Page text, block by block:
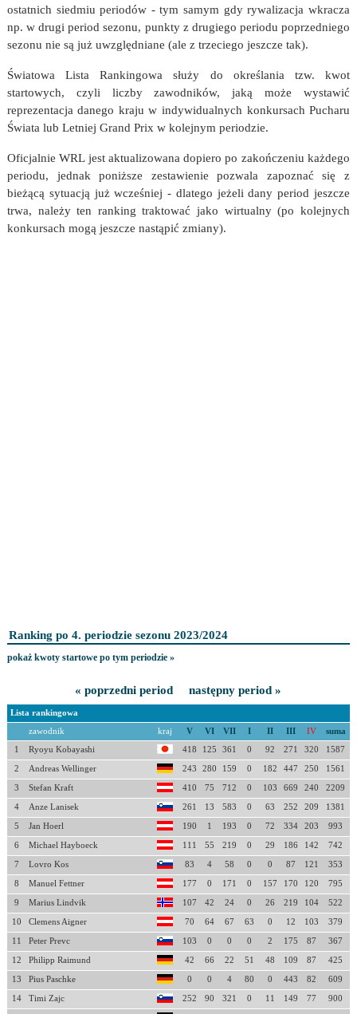
ostatnich siedmiu periodów - tym samym gdy rywalizacja wkracza
np. w drugi period sezonu, punkty z drugiego periodu poprzedniego
sezonu nie są już uwzględniane (ale z trzeciego jeszcze tak).
Światowa Lista Rankingowa służy do określania tzw. kwot
startowych, czyli liczby zawodników, jaką może wystawić
reprezentacja danego kraju w indywidualnych konkursach Pucharu
Świata lub Letniej Grand Prix w kolejnym periodzie.
Oficjalnie WRL jest aktualizowana dopiero po zakończeniu każdego
periodu, jednak poniższe zestawienie pozwala zapoznać się z
bieżącą sytuacją już wcześniej - dlatego jeżeli dany period jeszcze
trwa, należy ten ranking traktować jako wirtualny (po kolejnych
konkursach mogą jeszcze nastąpić zmiany).
Ranking po 4. periodzie sezonu 2023/2024
pokaż kwoty startowe po tym periodzie »
« poprzedni period następny period »
Lista rankingowa
zawodnik kraj V VI VII I II III IV suma
1 Ryoyu Kobayashi 418 125 361 0 92 271 320 1587
2 Andreas Wellinger 243 280 159 0 182 447 250 1561
3 Stefan Kraft 410 75 712 0 103 669 240 2209
4 Anze Lanisek 261 13 583 0 63 252 209 1381
5 Jan Hoerl 190 1 193 0 72 334 203 993
6 Michael Hayboeck 111 55 219 0 29 186 142 742
7 Lovro Kos 83 4 58 0 0 87 121 353
8 Manuel Fettner 177 0 171 0 157 170 120 795
9 Marius Lindvik 107 42 24 0 26 219 104 522
10 Clemens Aigner 70 64 67 63 0 12 103 379
11 Peter Prevc 103 0 0 0 2 175 87 367
12 Philipp Raimund 42 66 22 51 48 109 87 425
13 Pius Paschke 0 0 4 80 0 443 82 609
14 Timi Zajc 252 90 321 0 11 149 77 900